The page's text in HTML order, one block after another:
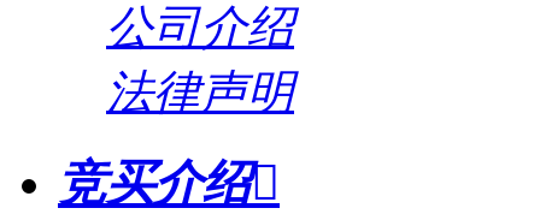
公司介绍
法律声明
竞买介绍